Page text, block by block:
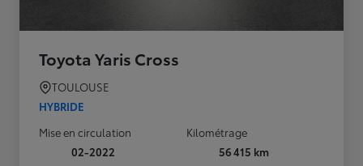
Toyota Yaris Cross
TOULOUSE
HYBRIDE
Mise en circulation
02-2022
Kilométrage
56 415 km